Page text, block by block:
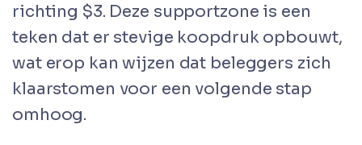
richting $3. Deze supportzone is een
teken dat er stevige koopdruk opbouwt,
wat erop kan wijzen dat beleggers zich
klaarstomen voor een volgende stap
omhoog.